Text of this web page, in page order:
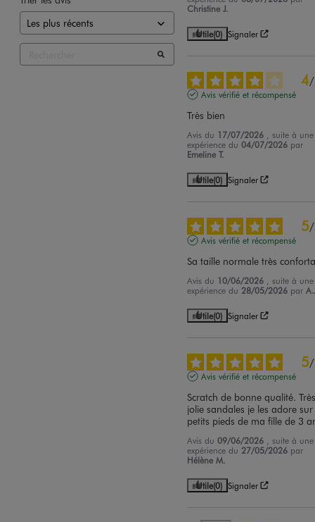
Christine J.
Utile(0) Signaler
4/
Avis vérifié et récompensé
Très bien
Avis du 17/07/2026
, suite à une
expérience du04/07/2026 par
Emeline T.
Utile(0) Signaler
5/
Avis vérifié et récompensé
Sa taille normale très
Avis du 10/06/2026
, suite à une
expérience du 28/05/2026 par
Utile(0) Signaler
5/
Avis vérifié et récompensé
Scratch de bonne qualité.
jolie sandales je les adore sur
petits pieds de ma fille de 3
Avis du09/06/2026
, suite à une
expérience du 27/05/2026 par
Hélène M.
Utile(0) Signaler